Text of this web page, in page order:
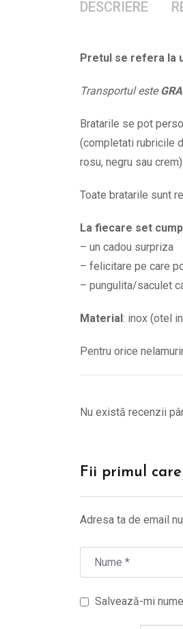
DESCRIERE
Pretul se refera la
Transportul este
Bratarile se pot
(completati rubricile
rosu, negru sau crem).
Toate bratarile sunt
La fiecare set
– un cadou surpriza
– felicitare pe care
– pungulita/saculet
Material : inox (otel
Pentru orice
Nu există recenzii
Fii primul
Adresa ta de email
Salvează-mi